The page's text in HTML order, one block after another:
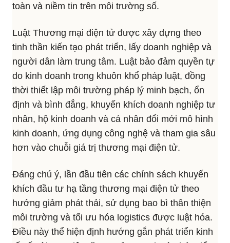
toàn và niềm tin trên môi trường số.
Luật Thương mại điện tử được xây dựng theo
tinh thần kiến tạo phát triển, lấy doanh nghiệp và
người dân làm trung tâm. Luật bảo đảm quyền tự
do kinh doanh trong khuôn khổ pháp luật, đồng
thời thiết lập môi trường pháp lý minh bạch, ổn
định và bình đẳng, khuyến khích doanh nghiệp tư
nhân, hộ kinh doanh và cá nhân đổi mới mô hình
kinh doanh, ứng dụng công nghệ và tham gia sâu
hơn vào chuỗi giá trị thương mại điện tử.
Đáng chú ý, lần đầu tiên các chính sách khuyến
khích đầu tư hạ tầng thương mại điện tử theo
hướng giảm phát thải, sử dụng bao bì thân thiện
môi trường và tối ưu hóa logistics được luật hóa.
Điều này thể hiện định hướng gắn phát triển kinh